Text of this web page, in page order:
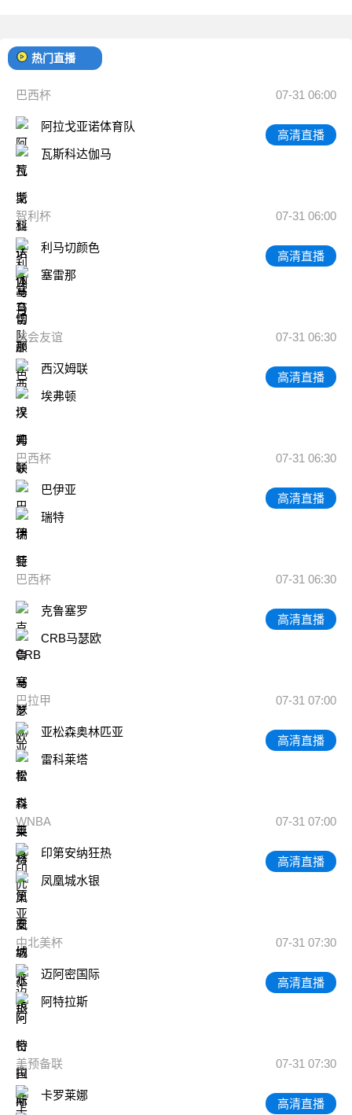
热门直播
巴西杯 07-31 06:00
阿拉戈亚诺体育队
瓦斯科达伽马
高清直播
智利杯 07-31 06:00
利马切颜色
塞雷那
高清直播
球会友谊 07-31 06:30
西汉姆联
埃弗顿
高清直播
巴西杯 07-31 06:30
巴伊亚
瑞特
高清直播
巴西杯 07-31 06:30
克鲁塞罗
CRB马瑟欧
高清直播
巴拉甲 07-31 07:00
亚松森奥林匹亚
雷科莱塔
高清直播
WNBA 07-31 07:00
印第安纳狂热
凤凰城水银
高清直播
中北美杯 07-31 07:30
迈阿密国际
阿特拉斯
高清直播
美预备联 07-31 07:30
卡罗莱娜
高清直播